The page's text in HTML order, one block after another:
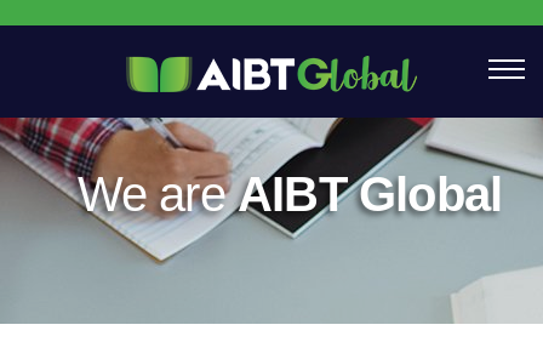
We areAIBT Global